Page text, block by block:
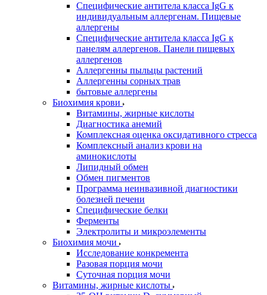
Специфические антитела класса IgG к
индивидуальным аллергенам. Пищевые
аллергены
Специфические антитела класса IgG к
панелям аллергенов. Панели пищевых
аллергенов
Аллергенны пыльцы растений
Аллергенны сорных трав
бытовые аллергены
Биохимия крови
Витамины, жирные кислоты
Диагностика анемий
Комплексная оценка оксидативного стресса
Комплексный анализ крови на
аминокислоты
Липидный обмен
Обмен пигментов
Программа неинвазивной диагностики
болезней печени
Специфические белки
Ферменты
Электролиты и микроэлементы
Биохимия мочи
Исследование конкремента
Разовая порция мочи
Суточная порция мочи
Витамины, жирные кислоты